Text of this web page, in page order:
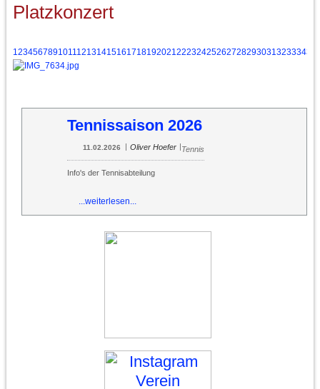
Platzkonzert
1 234567891011 12131415161718192021 22232425262728293031 32333435
Tennissaison 2026
11.02.2026 | Oliver Hoefer |Tennis
Info's der Tennisabteilung
...weiterlesen...